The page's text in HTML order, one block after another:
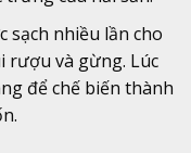
sạch nhiều lần cho
rượu và gừng. Lúc
để chế biến thành